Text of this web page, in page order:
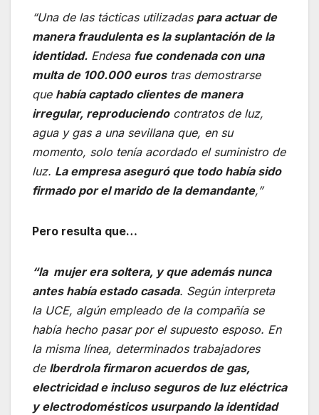
“Una de las tácticas utilizadas para actuar de
manera fraudulenta es la suplantación de la
identidad. Endesa fue condenada con una
multa de 100.000 eurostras demostrarse
que había captado clientes de manera
irregular, reproduciendocontratos de luz,
agua y gas a una sevillana que, en su
momento, solo tenía acordado el suministro de
luz. La empresa aseguró que todo había sido
firmado por el marido de la demandante,”
Pero resulta que…
“la mujer era soltera, y que además nunca
antes había estado casada. Según interpreta
la UCE, algún empleado de la compañía se
había hecho pasar por el supuesto esposo. En
la misma línea, determinados trabajadores
de Iberdrola firmaron acuerdos de gas,
electricidad e incluso seguros de luz eléctrica
y electrodomésticos usurpando la identidad